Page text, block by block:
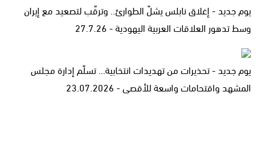
يوم جديد - إغلاق نابلس يشلّ الطوارئ.. وترقّب لتصعيد مع إيران
وسط تدهور العلاقات العربية اليهودية - 27.7.26
يوم جديد - تحذيرات من تهديدات انتخابية… تسلّم إدارة مجلس
المشهد واقتحامات واسعة للأقصى - 23.07.2026